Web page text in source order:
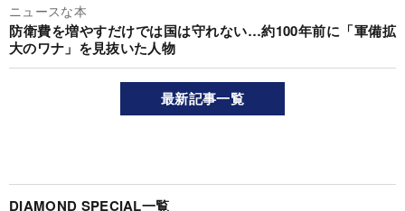
ニュースな本
防衛費を増やすだけでは国は守れない…約100年前に「軍備拡
大のワナ」を見抜いた人物
最新記事一覧
DIAMOND SPECIAL一覧